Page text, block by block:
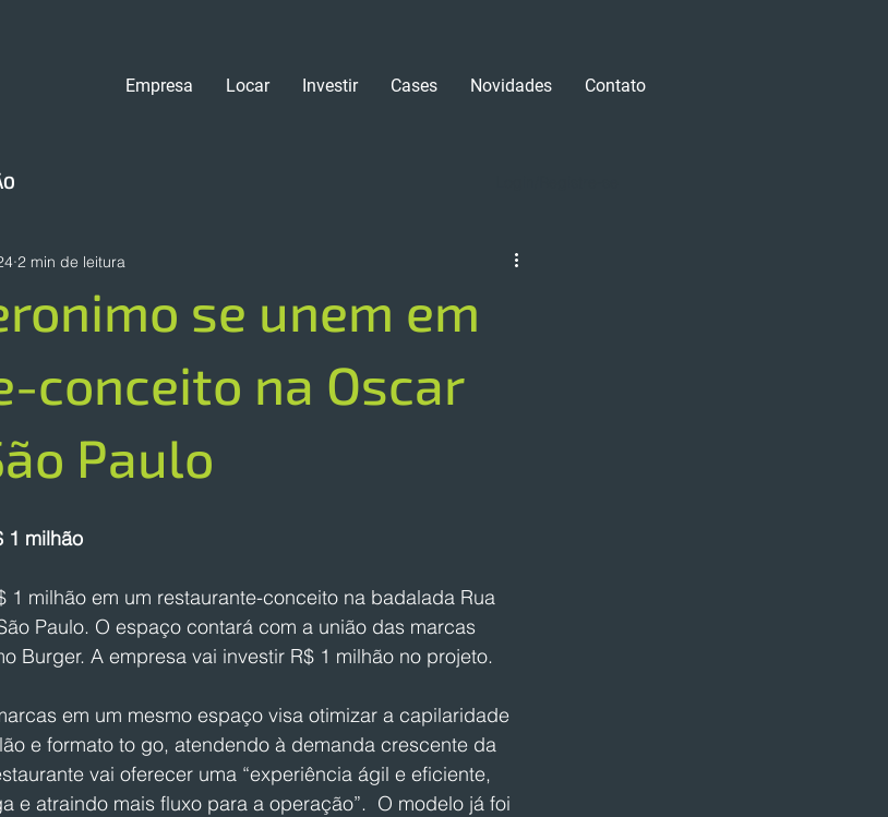
Empresa Locar Investir Cases Novidades Contato
se unem em
conceito na Oscar
Paulo
2 min de leitura
1 milhão
1 milhão em um restaurante-conceito na badalada Rua
Paulo. O espaço contará com a união das marcas
Burger. A empresa vai investir R$ 1 milhão no projeto.
em um mesmo espaço visa otimizar a capilaridade
e formato to go, atendendo à demanda crescente da
vai oferecer uma “experiência ágil e eficiente,
e atraindo mais fluxo para a operação”.  O modelo já foi